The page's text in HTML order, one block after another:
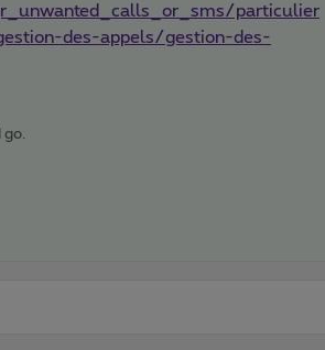
particulier
des-appels/gestion-des-